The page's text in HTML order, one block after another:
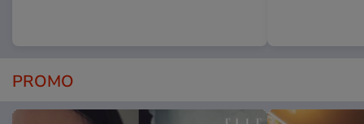
PROMO